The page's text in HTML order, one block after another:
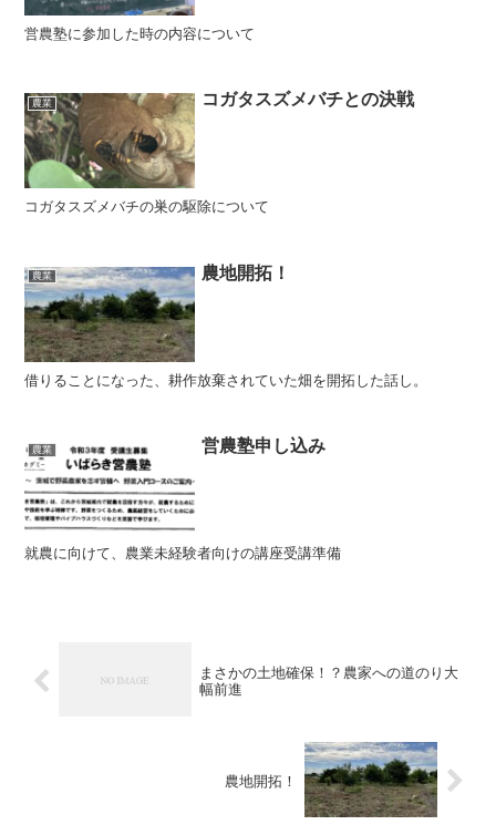
営農塾に参加した時の内容について
農業 コガタスズメバチとの決戦
コガタスズメバチの巣の駆除について
農業 農地開拓！
借りることになった、耕作放棄されていた畑を開拓した話し。
農業 営農塾申し込み
就農に向けて、農業未経験者向けの講座受講準備
まさかの土地確保！？農家への道のり大
幅前進
農地開拓！